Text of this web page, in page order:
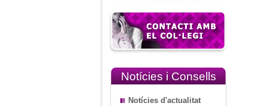
Notícies i Consells
Notícies d'actualitat